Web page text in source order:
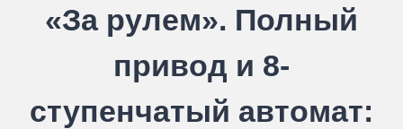
«За рулем». Полный
привод и 8-
ступенчатый автомат: